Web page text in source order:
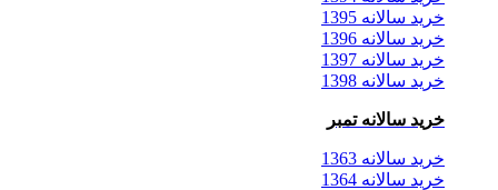
خرید سالانه 1395
خرید سالانه 1396
خرید سالانه 1397
خرید سالانه 1398
خرید سالانه تمبر
خرید سالانه 1363
خرید سالانه 1364